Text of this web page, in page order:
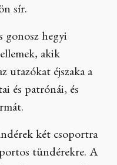
sír.
gonosz hegyi
akik
utazókat éjszaka a
és patrónái, és
két csoportra
tündérekre. A